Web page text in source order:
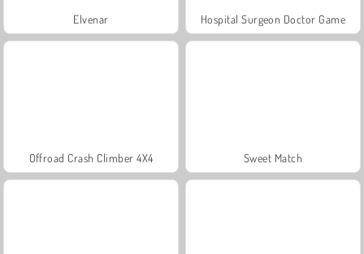
Elvenar Hospital Surgeon Doctor Game
Offroad Crash Climber 4X4 Sweet Match